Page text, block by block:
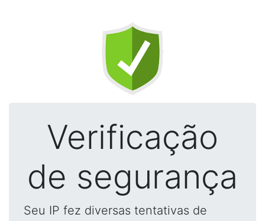
Verificação
de segurança
Seu IP fez diversas tentativas de